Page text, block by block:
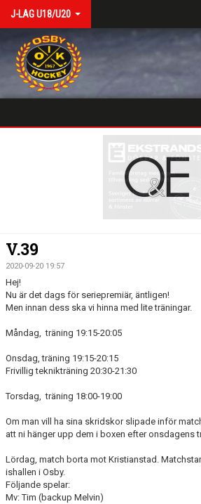
J-LAG U18/U20
TRUPPEN
BILDGALLERI
KONTAKT
V.39
2020-09-20 19:57
Hej!
Nu är det dags för seriepremiär, äntligen!
Men innan dess ska vi hinna med lite träningar.
Måndag, träning 19:15-20:05
Onsdag, träning 19:15-20:15
Frivillig teknikträning 20:30-21:30
Torsdag, träning 18:00-19:00
Om man vill ha sina skridskor slipade inför
att ni hänger upp dem i boxen efter onsdagens
Lördag, match borta mot Kristianstad.
ishallen i Osby.
Följande spelar:
Mv: Tim (backup Melvin)